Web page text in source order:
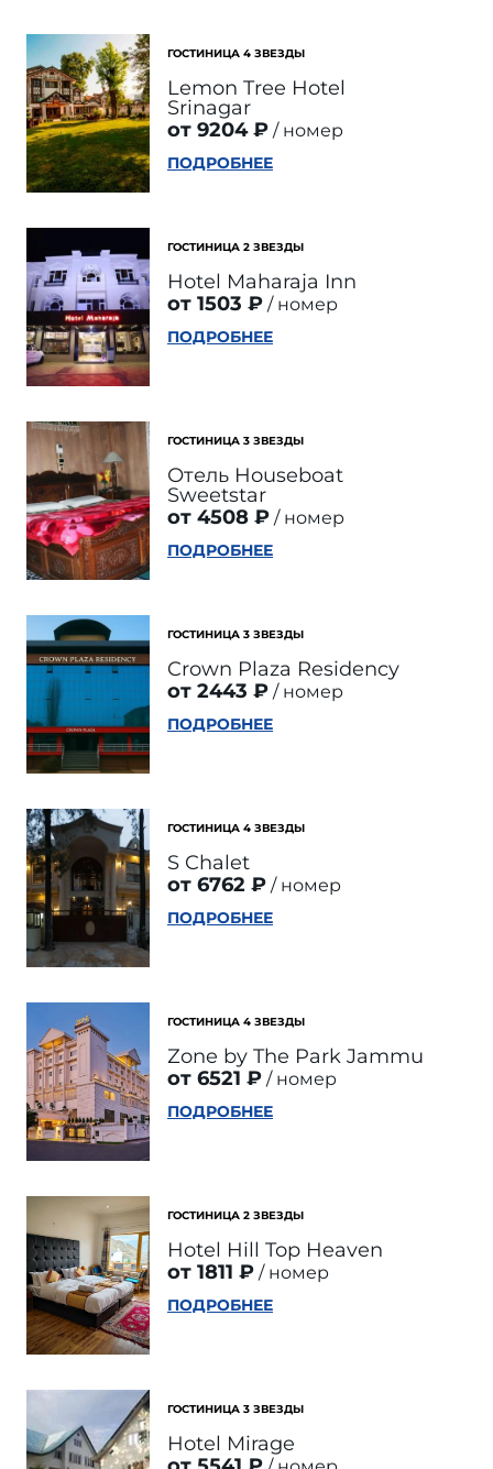
ГОСТИНИЦА 4 ЗВЕЗДЫ
Lemon Tree Hotel
Srinagar
от 9204 ₽
номер
ПОДРОБНЕЕ
ГОСТИНИЦА 2 ЗВЕЗДЫ
Hotel Maharaja Inn
от 1503 ₽
номер
ПОДРОБНЕЕ
ГОСТИНИЦА 3 ЗВЕЗДЫ
Отель Houseboat
Sweetstar
от 4508 ₽
номер
ПОДРОБНЕЕ
ГОСТИНИЦА 3 ЗВЕЗДЫ
Crown Plaza Residency
от 2443 ₽
номер
ПОДРОБНЕЕ
ГОСТИНИЦА 4 ЗВЕЗДЫ
S Chalet
от 6762 ₽
номер
ПОДРОБНЕЕ
ГОСТИНИЦА 4 ЗВЕЗДЫ
Zone by The Park Jammu
от 6521 ₽
номер
ПОДРОБНЕЕ
ГОСТИНИЦА 2 ЗВЕЗДЫ
Hotel Hill Top Heaven
от 1811 ₽
номер
ПОДРОБНЕЕ
ГОСТИНИЦА 3 ЗВЕЗДЫ
Hotel Mirage